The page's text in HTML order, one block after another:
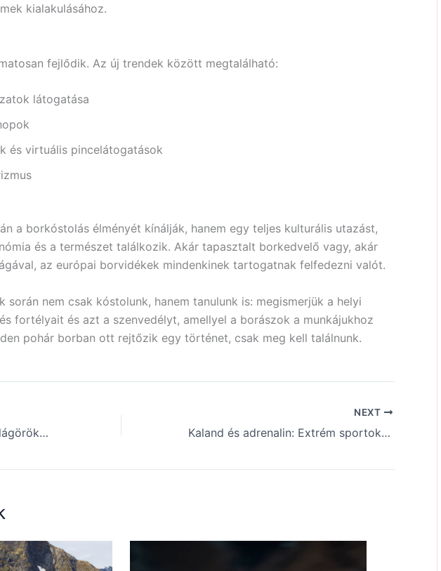
kialakulásához.
fejlődik. Az új trendek között megtalálható:
látogatása
és virtuális pincelátogatások
a borkóstolás élményét kínálják, hanem egy teljes kulturális utazást,
és a természet találkozik. Akár tapasztalt borkedvelő vagy, akár
az európai borvidékek mindenkinek tartogatnak felfedezni valót.
során nem csak kóstolunk, hanem tanulunk is: megismerjük a helyi
fortélyait és azt a szenvedélyt, amellyel a borászok a munkájukhoz
pohár borban ott rejtőzik egy történet, csak meg kell találnunk.
Épített örökség: UNESCO világörökségi helyszínek túrája
NEXT
Kaland és adrenalin: Extrém sportok úti céljai